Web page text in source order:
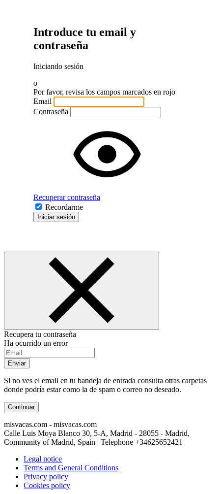
Introduce tu email y
contraseña
Iniciando sesión
o
Por favor, revisa los campos marcados en rojo
Email
Contraseña
Recuperar contraseña
Recordarme
Iniciar sesión
Recupera tu contraseña
Ha ocurrido un error
Enviar
Si no ves el email en tu bandeja de entrada consulta otras carpetas
donde podría estar como la de spam o correo no deseado.
Continuar
misvacas.com - misvacas.com
Calle Luis Moya Blanco 30, 5-A, Madrid - 28055 - Madrid,
Community of Madrid, Spain | Telephone +34625652421
Legal notice
Terms and General Conditions
Privacy policy
Cookies policy